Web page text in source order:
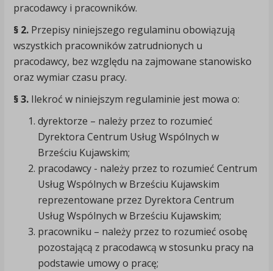
pracodawcy i pracowników.
§ 2. Przepisy niniejszego regulaminu obowiązują
wszystkich pracowników zatrudnionych u
pracodawcy, bez względu na zajmowane stanowisko
oraz wymiar czasu pracy.
§ 3. Ilekroć w niniejszym regulaminie jest mowa o:
dyrektorze – należy przez to rozumieć
Dyrektora Centrum Usług Wspólnych w
Brześciu Kujawskim;
pracodawcy - należy przez to rozumieć Centrum
Usług Wspólnych w Brześciu Kujawskim
reprezentowane przez Dyrektora Centrum
Usług Wspólnych w Brześciu Kujawskim;
pracowniku – należy przez to rozumieć osobę
pozostającą z pracodawcą w stosunku pracy na
podstawie umowy o pracę;